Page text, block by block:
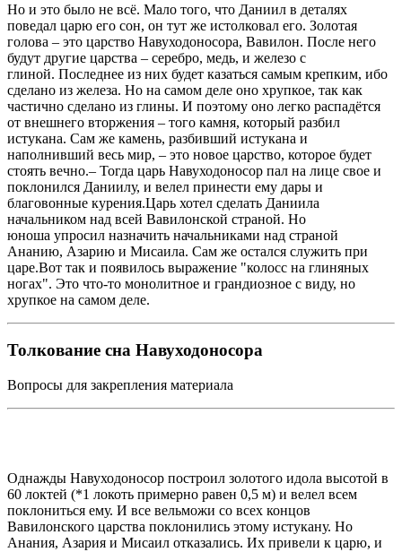
Но и это было не всё. Мало того, что Даниил в деталях
поведал царю его сон, он тут же истолковал его. Золотая
голова – это царство Навуходоносора, Вавилон. После него
будут другие царства – серебро, медь, и железо с
глиной. Последнее из них будет казаться самым крепким, ибо
сделано из железа. Но на самом деле оно хрупкое, так как
частично сделано из глины. И поэтому оно легко распадётся
от внешнего вторжения – того камня, который разбил
истукана. Сам же камень, разбивший истукана и
наполнивший весь мир, – это новое царство, которое будет
стоять вечно.– Тогда царь Навуходоносор пал на лице свое и
поклонился Даниилу, и велел принести ему дары и
благовонные курения.Царь хотел сделать Даниила
начальником над всей Вавилонской страной. Но
юноша упросил назначить начальниками над страной
Ананию, Азарию и Мисаила. Сам же остался служить при
царе.Вот так и появилось выражение "колосс на глиняных
ногах". Это что-то монолитное и грандиозное с виду, но
хрупкое на самом деле.
Толкование сна Навуходоносора
Вопросы для закрепления материала
Однажды Навуходоносор построил золотого идола высотой в
60 локтей (*1 локоть примерно равен 0,5 м) и велел всем
поклониться ему. И все вельможи со всех концов
Вавилонского царства поклонились этому истукану. Но
Анания, Азария и Мисаил отказались. Их привели к царю, и